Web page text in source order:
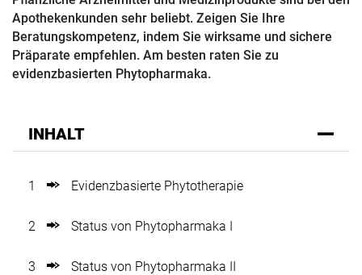
Apothekenkunden sehr beliebt. Zeigen Sie Ihre
Beratungskompetenz, indem Sie wirksame und sichere
Präparate empfehlen. Am besten raten Sie zu
evidenzbasierten Phytopharmaka.
INHALT
1 Evidenzbasierte Phytotherapie
2 Status von Phytopharmaka I
3 Status von Phytopharmaka II